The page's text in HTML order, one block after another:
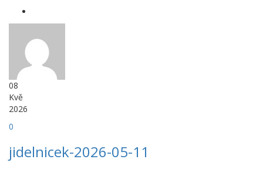
08
Kvě
2026
0
jidelnicek-2026-05-11